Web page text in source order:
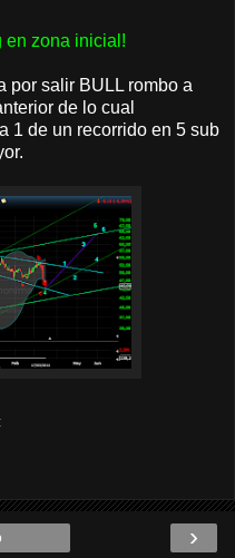
zona inicial!
por salir BULL rombo a
de lo cual
1 de un recorrido en 5 sub
›